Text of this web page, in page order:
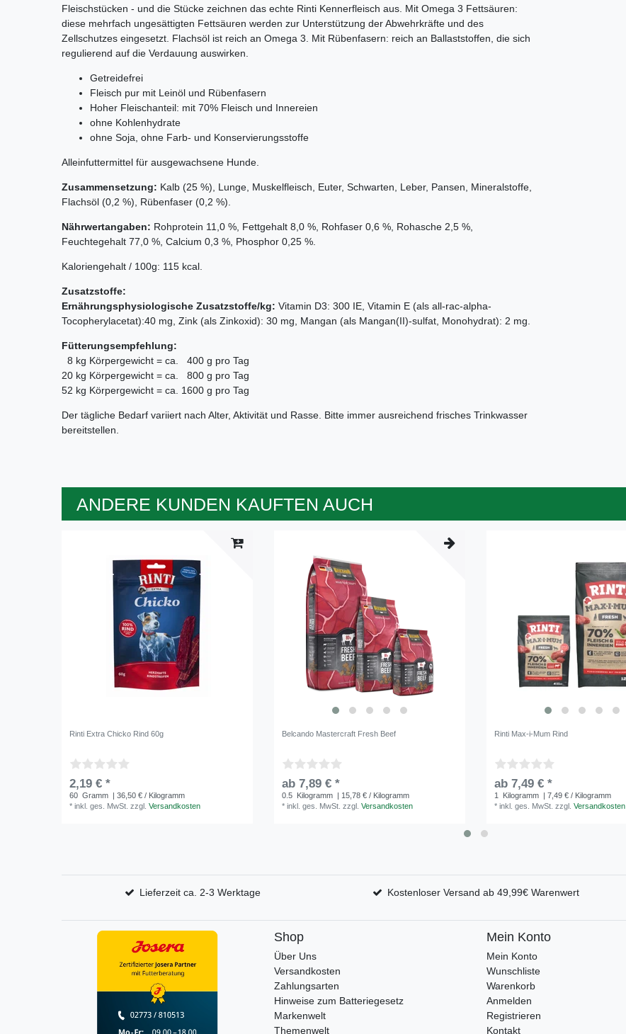
Fleischstücken - und die Stücke zeichnen das echte Rinti Kennerfleisch aus. Mit Omega 3 Fettsäuren:
diese mehrfach ungesättigten Fettsäuren werden zur Unterstützung der Abwehrkräfte und des
Zellschutzes eingesetzt. Flachsöl ist reich an Omega 3. Mit Rübenfasern: reich an Ballaststoffen, die sich
regulierend auf die Verdauung auswirken.
Getreidefrei
Fleisch pur mit Leinöl und Rübenfasern
Hoher Fleischanteil: mit 70% Fleisch und Innereien
ohne Kohlenhydrate
ohne Soja, ohne Farb- und Konservierungsstoffe
Alleinfuttermittel für ausgewachsene Hunde.
Zusammensetzung: Kalb (25 %), Lunge, Muskelfleisch, Euter, Schwarten, Leber, Pansen, Mineralstoffe,
Flachsöl (0,2 %), Rübenfaser (0,2 %).
Nährwertangaben: Rohprotein 11,0 %, Fettgehalt 8,0 %, Rohfaser 0,6 %, Rohasche 2,5 %,
Feuchtegehalt 77,0 %, Calcium 0,3 %, Phosphor 0,25 %.
Kaloriengehalt / 100g: 115 kcal.
Zusatzstoffe:
Ernährungsphysiologische Zusatzstoffe/kg: Vitamin D3: 300 IE, Vitamin E (als all-rac-alpha-
Tocopherylacetat):40 mg, Zink (als Zinkoxid): 30 mg, Mangan (als Mangan(II)-sulfat, Monohydrat): 2 mg.
Fütterungsempfehlung:
8 kg Körpergewicht = ca. 400 g pro Tag
20 kg Körpergewicht = ca. 800 g pro Tag
52 kg Körpergewicht = ca. 1600 g pro Tag
Der tägliche Bedarf variiert nach Alter, Aktivität und Rasse. Bitte immer ausreichend frisches Trinkwasser
bereitstellen.
ANDERE KUNDEN KAUFTEN AUCH
Rinti Extra Chicko Rind 60g
2,19 € *
60 Gramm | 36,50 € / Kilogramm
*inkl. ges. MwSt. zzgl.Versandkosten
Belcando Mastercraft Fresh Beef
ab 7,89 € *
0.5 Kilogramm | 15,78 € / Kilogramm
*inkl. ges. MwSt. zzgl.Versandkosten
Rinti Max-i-Mum Rind
ab 7,49 € *
1 Kilogramm | 7,49 € / Kilogramm
*inkl. ges. MwSt. zzgl.Versandkosten
Lieferzeit ca. 2-3 Werktage Kostenloser Versand ab 49,99€ Warenwert
Shop
Über Uns
Versandkosten
Zahlungsarten
Hinweise zum Batteriegesetz
Markenwelt
Themenwelt
Mein Konto
Mein Konto
Wunschliste
Warenkorb
Anmelden
Registrieren
Kontakt